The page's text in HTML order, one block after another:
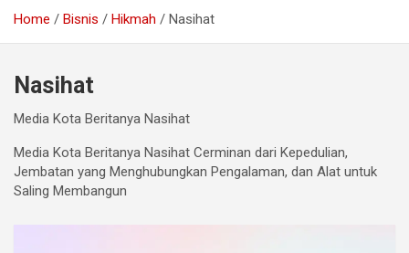
Home Bisnis Hikmah Nasihat
Nasihat
Media Kota Beritanya Nasihat
Media Kota Beritanya Nasihat Cerminan dari Kepedulian,
Jembatan yang Menghubungkan Pengalaman, dan Alat untuk
Saling Membangun